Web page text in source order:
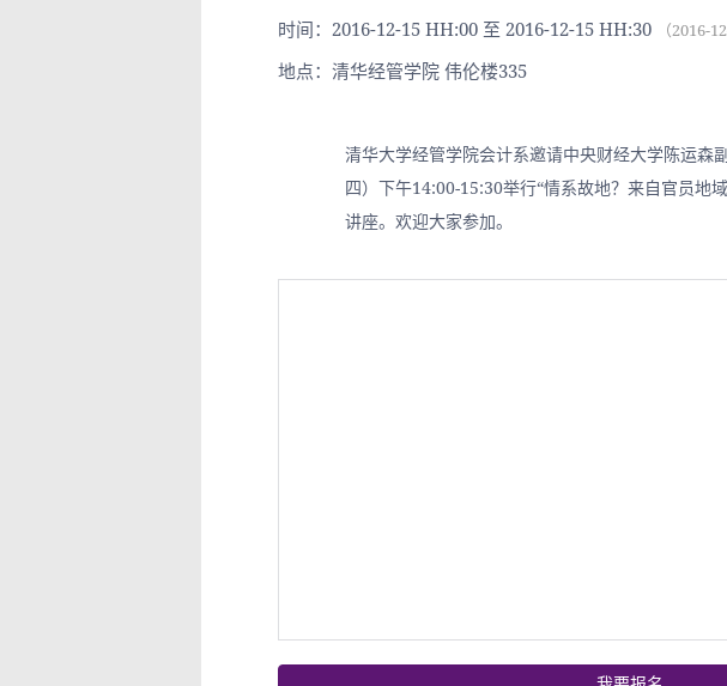
时间：2016-12-15 HH:00 至 2016-12-15 HH:30
（2016-
地点：清华经管学院 伟伦楼335
清华大学经管学院会计系邀请中央财经大学陈运森
四）下午14:00-15:30举行“情系故地？来自官员地
讲座。欢迎大家参加。